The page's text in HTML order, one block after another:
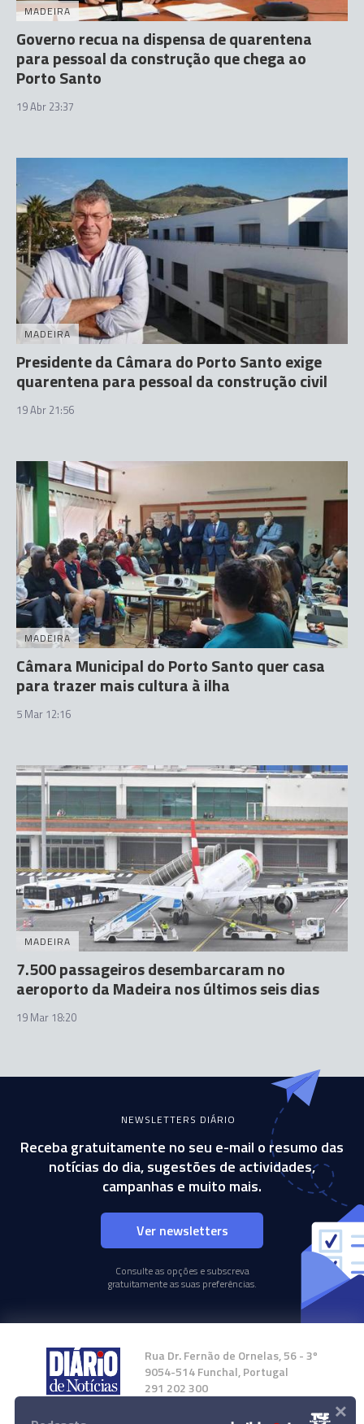
MADEIRA
Governo recua na dispensa de quarentena
para pessoal da construção que chega ao
Porto Santo
19 Abr 23:37
MADEIRA
Presidente da Câmara do Porto Santo exige
quarentena para pessoal da construção civil
19 Abr 21:56
MADEIRA
Câmara Municipal do Porto Santo quer casa
para trazer mais cultura à ilha
5 Mar 12:16
MADEIRA
7.500 passageiros desembarcaram no
aeroporto da Madeira nos últimos seis dias
19 Mar 18:20
NEWSLETTERS DIÁRIO
Receba gratuitamente no seu e-mail o resumo das
notícias do dia, sugestões de actividades,
campanhas e muito mais.
Ver newsletters
Consulte as opções e subscreva
gratuitamente as suas preferências.
Rua Dr. Fernão de Ornelas, 56 - 3º
9054-514 Funchal, Portugal
291 202 300
×